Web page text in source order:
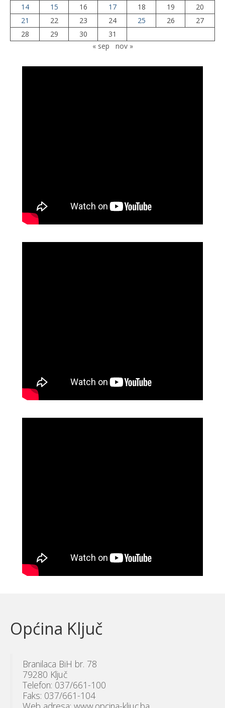
14
15 16 17 18 19
20
21
22 23 24 25 26
27
28
29 30
31
« sep
nov »
Općina Ključ
Branilaca BiH br. 78
79280 Ključ
Telefon: 037/661-100
Faks: 037/661-104